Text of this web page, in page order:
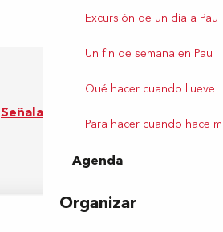
Excursión de un día a Pau
Un fin de semana en Pau
Qué hacer cuando llueve
Para hacer cuando hace
Agenda
Organizar
Señalar un error